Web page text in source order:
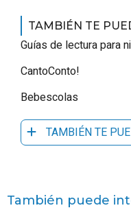
TAMBIÉN TE
Guías de lectura para
CantoConto!
Bebescolas
TAMBIÉN TE
También puede